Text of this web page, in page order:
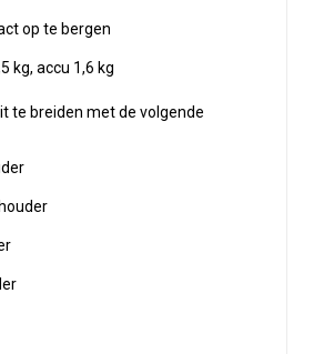
op te bergen
kg, accu 1,6 kg
te breiden met de volgende